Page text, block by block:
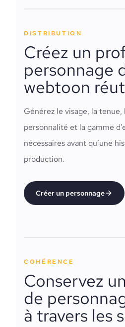
DISTRIBUTION
Créez un
personnage
webtoon
Générez le visage, la tenue,
personnalité et la gamme
nécessaires avant qu’une
production.
Créer un personnage
COHÉRENCE
Conservez
de
à travers les